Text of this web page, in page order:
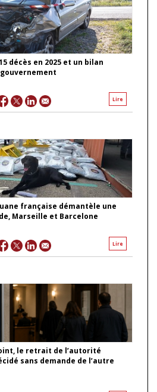
décès en 2025 et un bilan
Lire
française démantèle une
Marseille et Barcelone
Lire
le retrait de l’autorité
sans demande de l’autre